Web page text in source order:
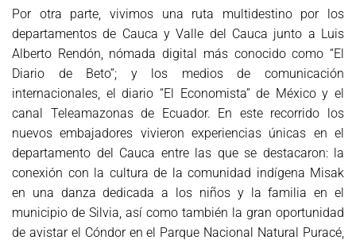
Por otra parte, vivimos una ruta multidestino por los
departamentos de Cauca y Valle del Cauca junto a Luis
Alberto Rendón, nómada digital más conocido como “El
Diario de Beto”; y los medios de comunicación
internacionales, el diario “El Economista” de México y el
canal Teleamazonas de Ecuador. En este recorrido los
nuevos embajadores vivieron experiencias únicas en el
departamento del Cauca entre las que se destacaron: la
conexión con la cultura de la comunidad indígena Misak
en una danza dedicada a los niños y la familia en el
municipio de Silvia, así como también la gran oportunidad
de avistar el Cóndor en el Parque Nacional Natural Puracé,